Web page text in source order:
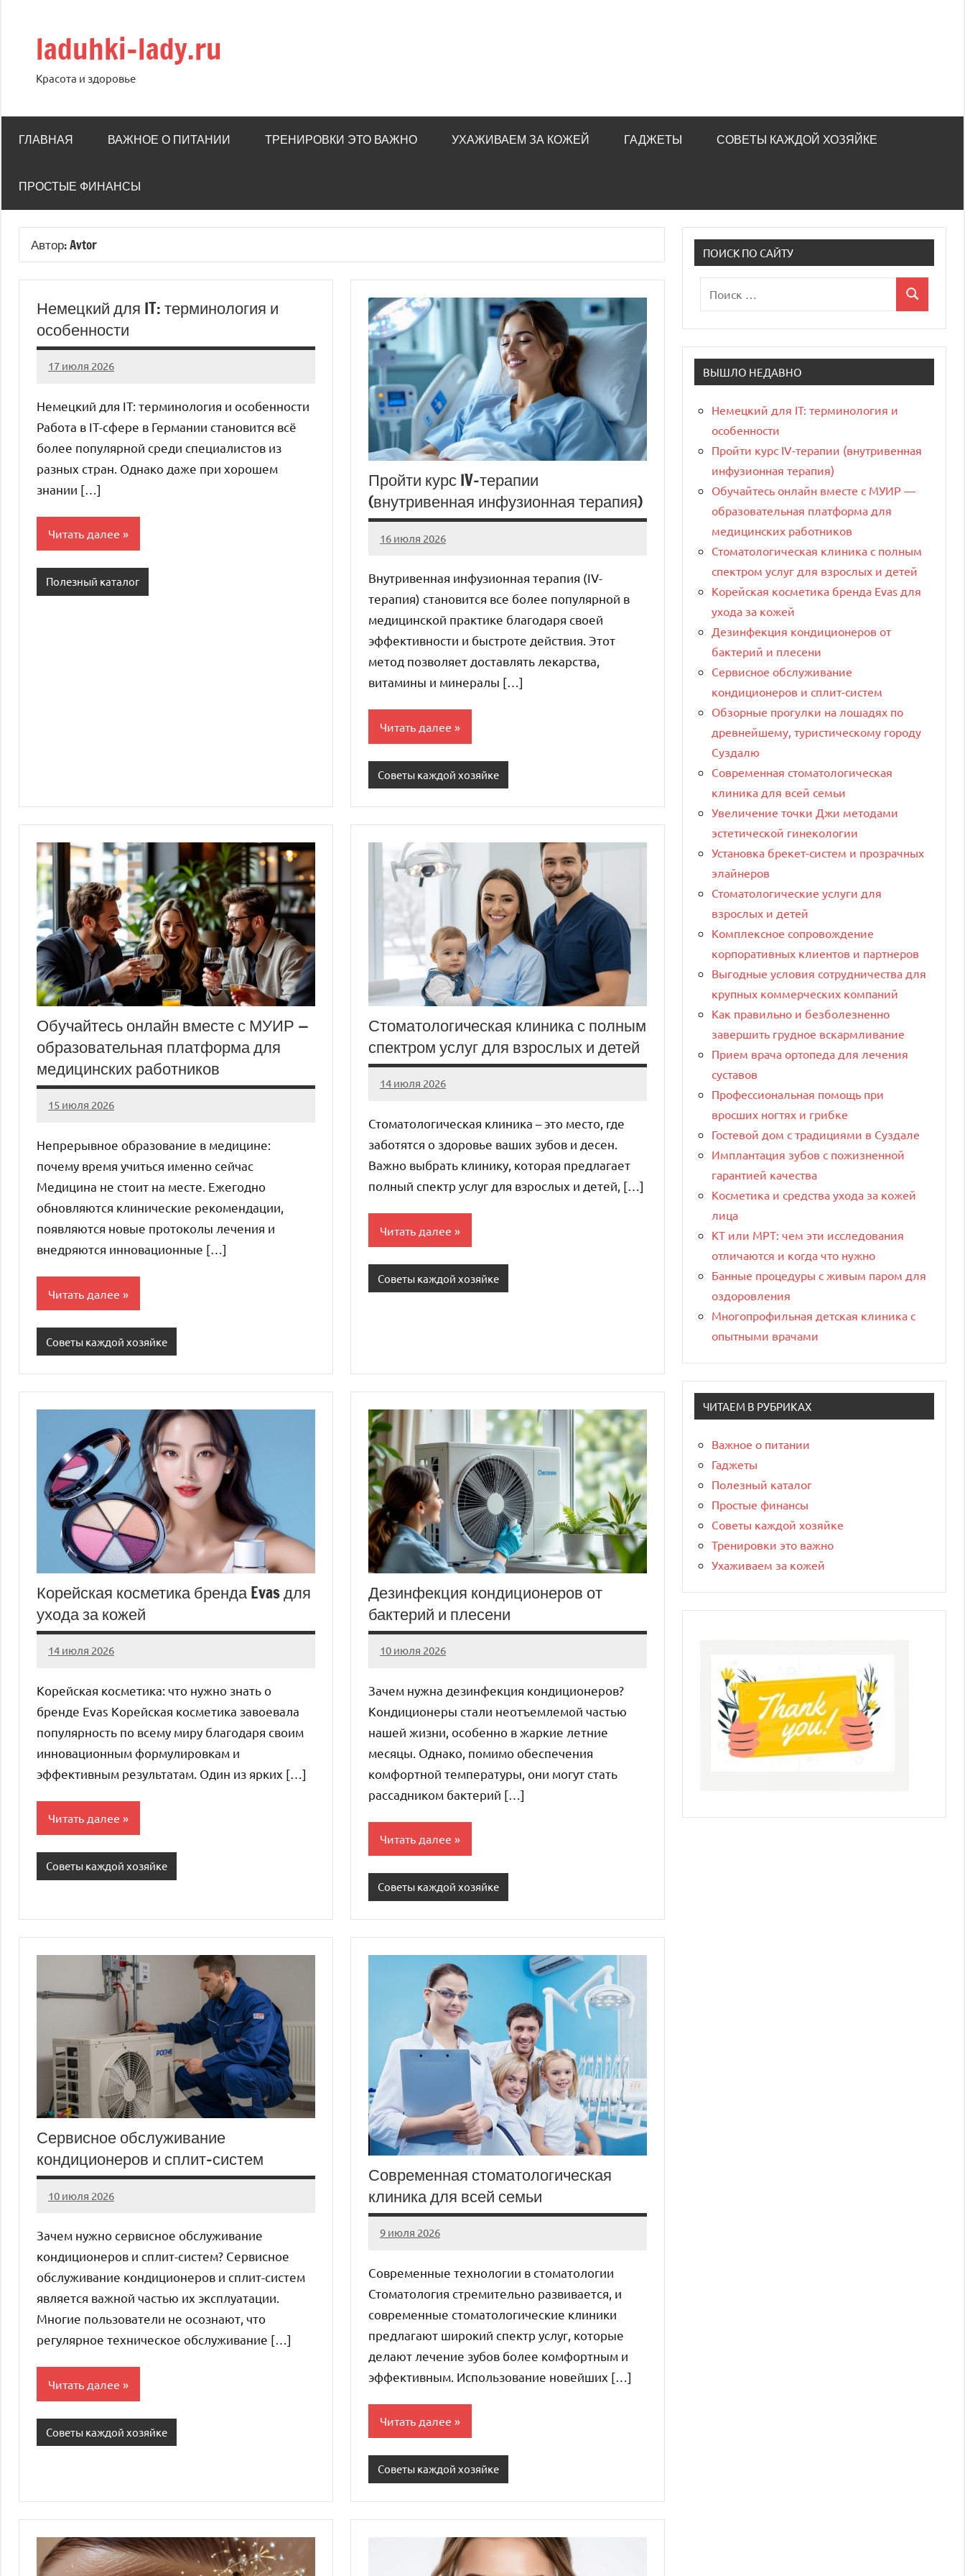
содержимому
laduhki-lady.ru
Красота и здоровье
ГЛАВНАЯ ВАЖНОЕ О ПИТАНИИ ТРЕНИРОВКИ ЭТО ВАЖНО УХАЖИВАЕМ ЗА КОЖЕЙ ГАДЖЕТЫ СОВЕТЫ КАЖДОЙ ХОЗЯЙКЕ
ПРОСТЫЕ ФИНАНСЫ
Автор:Avtor
Немецкий для IT: терминология и
особенности
17 июля 2026
Avtor
Нет
Немецкий для IT: терминология и особенности
Работа в IT-сфере в Германии становится всё
более популярной среди специалистов из
разных стран. Однако даже при хорошем
знании […]
Читать далее
Полезный каталог
Пройти курс IV-терапии
(внутривенная инфузионная терапия)
16 июля 2026
Avtor
Нет
Внутривенная инфузионная терапия (IV-
терапия) становится все более популярной в
медицинской практике благодаря своей
эффективности и быстроте действия. Этот
метод позволяет доставлять лекарства,
витамины и минералы […]
Читать далее
Советы каждой хозяйке
Обучайтесь онлайн вместе с МУИР —
образовательная платформа для
медицинских работников
15 июля 2026
Avtor
Нет
Непрерывное образование в медицине:
почему время учиться именно сейчас
Медицина не стоит на месте. Ежегодно
обновляются клинические рекомендации,
появляются новые протоколы лечения и
внедряются инновационные […]
Читать далее
Советы каждой хозяйке
Стоматологическая клиника с полным
спектром услуг для взрослых и детей
14 июля 2026
Avtor
Нет
Стоматологическая клиника – это место, где
заботятся о здоровье ваших зубов и десен.
Важно выбрать клинику, которая предлагает
полный спектр услуг для взрослых и детей, […]
Читать далее
Советы каждой хозяйке
Корейская косметика бренда Evas для
ухода за кожей
14 июля 2026
Avtor
Нет
Корейская косметика: что нужно знать о
бренде Evas Корейская косметика завоевала
популярность по всему миру благодаря своим
инновационным формулировкам и
эффективным результатам. Один из ярких […]
Читать далее
Советы каждой хозяйке
Дезинфекция кондиционеров от
бактерий и плесени
10 июля 2026
Avtor
Нет
Зачем нужна дезинфекция кондиционеров?
Кондиционеры стали неотъемлемой частью
нашей жизни, особенно в жаркие летние
месяцы. Однако, помимо обеспечения
комфортной температуры, они могут стать
рассадником бактерий […]
Читать далее
Советы каждой хозяйке
Сервисное обслуживание
кондиционеров и сплит-систем
10 июля 2026
Avtor
Нет
Зачем нужно сервисное обслуживание
кондиционеров и сплит-систем? Сервисное
обслуживание кондиционеров и сплит-систем
является важной частью их эксплуатации.
Многие пользователи не осознают, что
регулярное техническое обслуживание […]
Читать далее
Советы каждой хозяйке
Современная стоматологическая
клиника для всей семьи
9 июля 2026
Avtor
Нет
Современные технологии в стоматологии
Стоматология стремительно развивается, и
современные стоматологические клиники
предлагают широкий спектр услуг, которые
делают лечение зубов более комфортным и
эффективным. Использование новейших […]
Читать далее
Советы каждой хозяйке
ПОИСК ПО САЙТУ
для:
Поиск
ВЫШЛО НЕДАВНО
Немецкий для IT: терминология и
особенности
Пройти курс IV-терапии (внутривенная
инфузионная терапия)
Обучайтесь онлайн вместе с МУИР —
образовательная платформа для
медицинских работников
Стоматологическая клиника с полным
спектром услуг для взрослых и детей
Корейская косметика бренда Evas для
ухода за кожей
Дезинфекция кондиционеров от
бактерий и плесени
Сервисное обслуживание
кондиционеров и сплит-систем
Обзорные прогулки на лошадях по
древнейшему, туристическому городу
Суздалю
Современная стоматологическая
клиника для всей семьи
Увеличение точки Джи методами
эстетической гинекологии
Установка брекет-систем и прозрачных
элайнеров
Стоматологические услуги для
взрослых и детей
Комплексное сопровождение
корпоративных клиентов и партнеров
Выгодные условия сотрудничества для
крупных коммерческих компаний
Как правильно и безболезненно
завершить грудное вскармливание
Прием врача ортопеда для лечения
суставов
Профессиональная помощь при
вросших ногтях и грибке
Гостевой дом с традициями в Суздале
Имплантация зубов с пожизненной
гарантией качества
Косметика и средства ухода за кожей
лица
КТ или МРТ: чем эти исследования
отличаются и когда что нужно
Банные процедуры с живым паром для
оздоровления
Многопрофильная детская клиника с
опытными врачами
ЧИТАЕМ В РУБРИКАХ
Важное о питании
Гаджеты
Полезный каталог
Простые финансы
Советы каждой хозяйке
Тренировки это важно
Ухаживаем за кожей